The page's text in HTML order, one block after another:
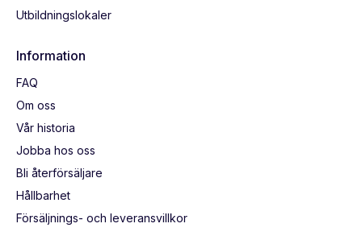
Utbildningslokaler
Information
FAQ
Om oss
Vår historia
Jobba hos oss
Bli återförsäljare
Hållbarhet
Försäljnings- och leveransvillkor